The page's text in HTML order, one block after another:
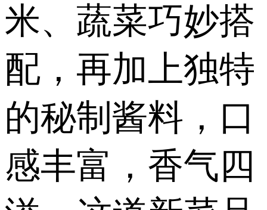
米、蔬菜巧妙搭
配，再加上独特
的秘制酱料，口
感丰富，香气四